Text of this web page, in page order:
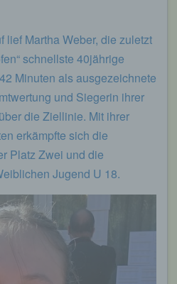
lief Martha Weber, die zuletzt
schnellste 40jährige
Minuten als ausgezeichnete
und Siegerin ihrer
die Ziellinie. Mit ihrer
erkämpfte sich die
Platz Zwei und die
Jugend U 18.